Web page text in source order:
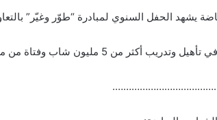
يشهد الحفل السنوي لمبادرة “طوّر وغيّر”
شاب وفتاة من مختلف المحافظات على مدار خمس سنوات